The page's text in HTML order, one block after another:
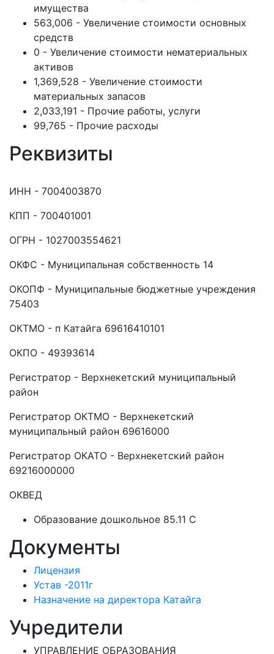
имущества
563,006 - Увеличение стоимости основных
средств
0 - Увеличение стоимости нематериальных
активов
1,369,528 - Увеличение стоимости
материальных запасов
2,033,191 - Прочие работы, услуги
99,765 - Прочие расходы
Реквизиты
ИНН - 7004003870
КПП - 700401001
ОГРН - 1027003554621
ОКФС - Муниципальная собственность 14
ОКОПФ - Муниципальные бюджетные учреждения
75403
ОКТМО - п Катайга 69616410101
ОКПО - 49393614
Регистратор - Верхнекетский муниципальный
район
Регистратор ОКТМО - Верхнекетский
муниципальный район 69616000
Регистратор ОКАТО - Верхнекетский район
69216000000
ОКВЕД
Образование дошкольное 85.11 C
Документы
Лицензия
Устав -2011г
Назначение на директора Катайга
Учредители
УПРАВЛЕНИЕ ОБРАЗОВАНИЯ